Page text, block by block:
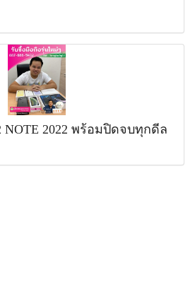
NOTE 2022 พร้อมปิดจบทุกดีล